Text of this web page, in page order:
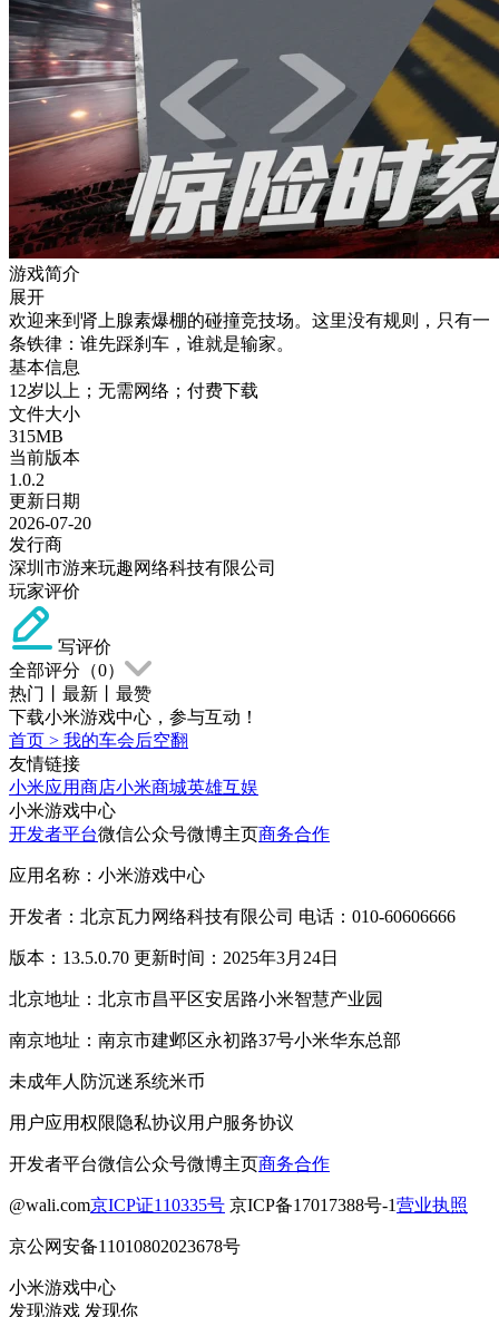
游戏简介
展开
欢迎来到肾上腺素爆棚的碰撞竞技场。这里没有规则，只有一
条铁律：谁先踩刹车，谁就是输家。
基本信息
12岁以上；无需网络；付费下载
文件大小
315MB
当前版本
1.0.2
更新日期
2026-07-20
发行商
深圳市游来玩趣网络科技有限公司
玩家评价
写评价
全部评分（0）
热门
最新
最赞
下载小米游戏中心，参与互动！
首页 > 我的车会后空翻
友情链接
小米应用商店小米商城英雄互娱
小米游戏中心
开发者平台微信公众号微博主页商务合作
应用名称：小米游戏中心
开发者：北京瓦力网络科技有限公司 电话：010-60606666
版本：13.5.0.70 更新时间：2025年3月24日
北京地址：北京市昌平区安居路小米智慧产业园
南京地址：南京市建邺区永初路37号小米华东总部
未成年人防沉迷系统米币
用户应用权限隐私协议用户服务协议
开发者平台微信公众号微博主页商务合作
@wali.com京ICP证110335号 京ICP备17017388号-1营业执照
京公网安备11010802023678号
小米游戏中心
发现游戏 发现你